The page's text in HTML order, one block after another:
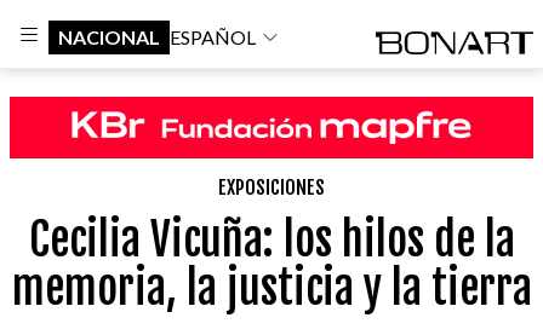
NACIONAL ESPAÑOL
EXPOSICIONES
Cecilia Vicuña: los hilos de la
memoria, la justicia y la tierra